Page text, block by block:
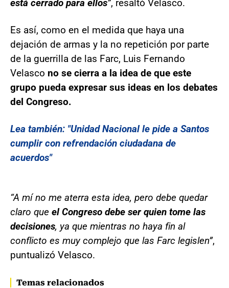
está cerrado para ellos”, resaltó Velasco.
Es así, como en el medida que haya una
dejación de armas y la no repetición por parte
de la guerrilla de las Farc, Luis Fernando
Velasco no se cierra a la idea de que este
grupo pueda expresar sus ideas en los debates
del Congreso.
Lea también: "Unidad Nacional le pide a Santos
cumplir con refrendación ciudadana de
acuerdos"
“A mí no me aterra esta idea, pero debe quedar
claro que el Congreso debe ser quien tome las
decisiones, ya que mientras no haya fin al
conflicto es muy complejo que las Farc legislen”,
puntualizó Velasco.
Temas relacionados